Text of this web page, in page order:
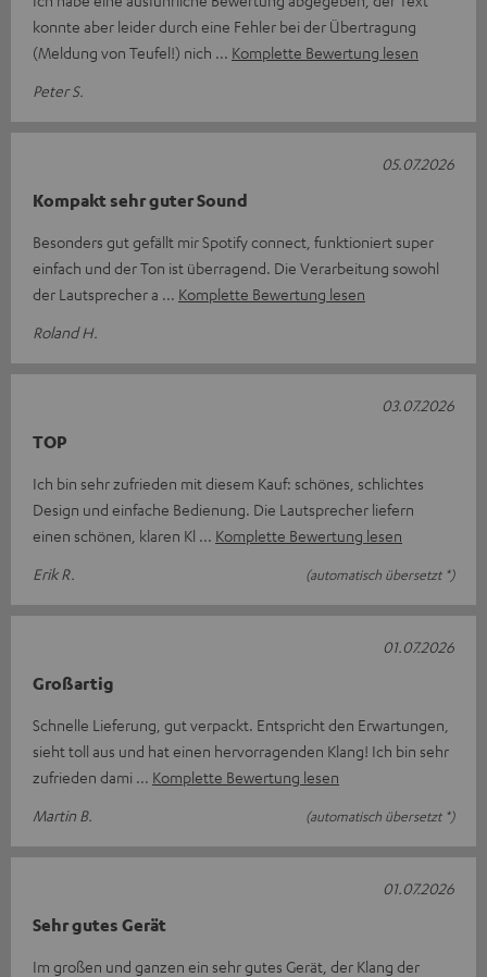
konnte aber leider durch eine Fehler bei der Übertragung
(Meldung von Teufel!) nich
Komplette Bewertung lesen
Peter S.
Kompakt sehr guter Sound
Besonders gut gefällt mir Spotify connect, funktioniert super
einfach und der Ton ist überragend. Die Verarbeitung sowohl
der Lautsprecher a
Komplette Bewertung lesen
Roland H.
05.07.2026
TOP
Ich bin sehr zufrieden mit diesem Kauf: schönes, schlichtes
Design und einfache Bedienung. Die Lautsprecher liefern
einen schönen, klaren Kl
Komplette Bewertung lesen
Erik R.
(automatisch übersetzt *)
03.07.2026
Großartig
Schnelle Lieferung, gut verpackt. Entspricht den Erwartungen,
sieht toll aus und hat einen hervorragenden Klang! Ich bin sehr
zufrieden dami
Komplette Bewertung lesen
Martin B.
(automatisch übersetzt *)
01.07.2026
Sehr gutes Gerät
Im großen und ganzen ein sehr gutes Gerät, der Klang der
01.07.2026